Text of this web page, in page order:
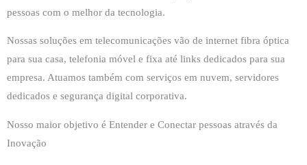
pessoas com o melhor da tecnologia.
Nossas soluções em telecomunicações vão de internet fibra óptica
para sua casa, telefonia móvel e fixa até links dedicados para sua
empresa. Atuamos também com serviços em nuvem, servidores
dedicados e segurança digital corporativa.
Nosso maior objetivo é Entender e Conectar pessoas através da
Inovação